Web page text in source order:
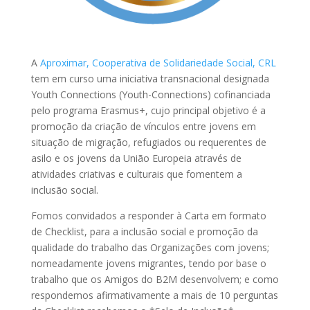
A Aproximar, Cooperativa de Solidariedade Social, CRL
tem em curso uma iniciativa transnacional designada
Youth Connections (Youth-Connections) cofinanciada
pelo programa Erasmus+, cujo principal objetivo é a
promoção da criação de vínculos entre jovens em
situação de migração, refugiados ou requerentes de
asilo e os jovens da União Europeia através de
atividades criativas e culturais que fomentem a
inclusão social.
Fomos convidados a responder à Carta em formato
de Checklist, para a inclusão social e promoção da
qualidade do trabalho das Organizações com jovens;
nomeadamente jovens migrantes, tendo por base o
trabalho que os Amigos do B2M desenvolvem; e como
respondemos afirmativamente a mais de 10 perguntas